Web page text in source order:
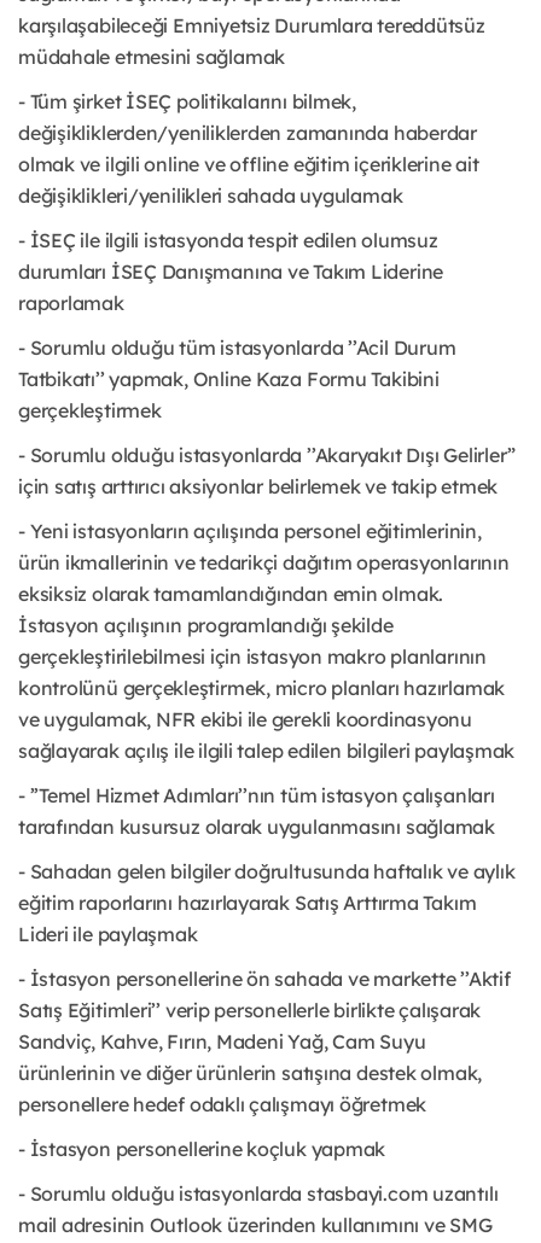
karşılaşabileceği Emniyetsiz Durumlara tereddütsüz
müdahale etmesini sağlamak
- Tüm şirket İSEÇ politikalarını bilmek,
değişikliklerden/yeniliklerden zamanında haberdar
olmak ve ilgili online ve offline eğitim içeriklerine ait
değişiklikleri/yenilikleri sahada uygulamak
- İSEÇ ile ilgili istasyonda tespit edilen olumsuz
durumları İSEÇ Danışmanına ve Takım Liderine
raporlamak
- Sorumlu olduğu tüm istasyonlarda ’’Acil Durum
Tatbikatı’’ yapmak, Online Kaza Formu Takibini
gerçekleştirmek
- Sorumlu olduğu istasyonlarda ’’Akaryakıt Dışı Gelirler”
için satış arttırıcı aksiyonlar belirlemek ve takip etmek
- Yeni istasyonların açılışında personel eğitimlerinin,
ürün ikmallerinin ve tedarikçi dağıtım operasyonlarının
eksiksiz olarak tamamlandığından emin olmak.
İstasyon açılışının programlandığı şekilde
gerçekleştirilebilmesi için istasyon makro planlarının
kontrolünü gerçekleştirmek, micro planları hazırlamak
ve uygulamak, NFR ekibi ile gerekli koordinasyonu
sağlayarak açılış ile ilgili talep edilen bilgileri paylaşmak
- ’’Temel Hizmet Adımları’’nın tüm istasyon çalışanları
tarafından kusursuz olarak uygulanmasını sağlamak
- Sahadan gelen bilgiler doğrultusunda haftalık ve aylık
eğitim raporlarını hazırlayarak Satış Arttırma Takım
Lideri ile paylaşmak
- İstasyon personellerine ön sahada ve markette ’’Aktif
Satış Eğitimleri’’ verip personellerle birlikte çalışarak
Sandviç, Kahve, Fırın, Madeni Yağ, Cam Suyu
ürünlerinin ve diğer ürünlerin satışına destek olmak,
personellere hedef odaklı çalışmayı öğretmek
- İstasyon personellerine koçluk yapmak
- Sorumlu olduğu istasyonlarda stasbayi.com uzantılı
mail adresinin Outlook üzerinden kullanımını ve SMG